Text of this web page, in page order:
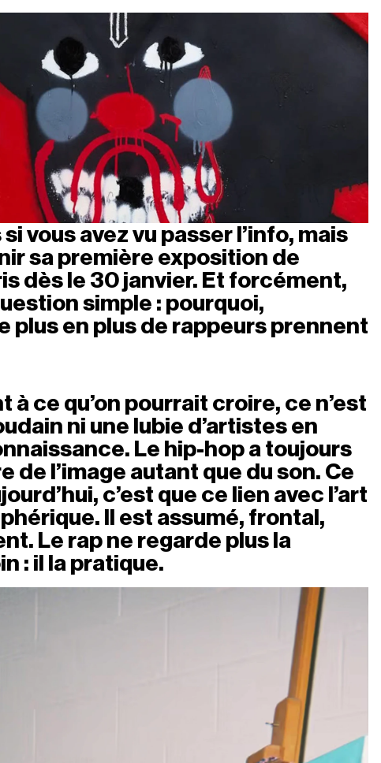
vous avez vu passer l’info, mais
sa première exposition de
dès le 30 janvier. Et forcément,
simple : pourquoi,
plus en plus de rappeurs prennent
à ce qu’on pourrait croire, ce n’est
ni une lubie d’artistes en
Le hip-hop a toujours
de l’image autant que du son. Ce
c’est que ce lien avec l’art
Il est assumé, frontal,
Le rap ne regarde plus la
: il la pratique.